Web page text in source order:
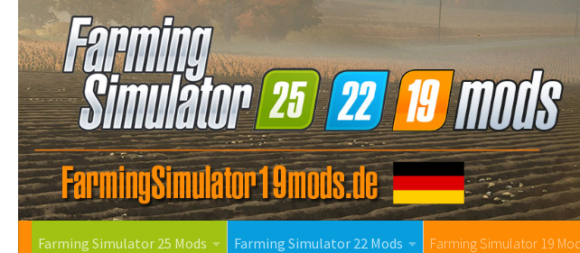
Farming Simulator 25 Mods Farming Simulator 22 Mods Farming Simulator 19